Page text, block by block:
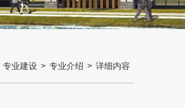
专业建设 > 专业介绍 > 详细内容